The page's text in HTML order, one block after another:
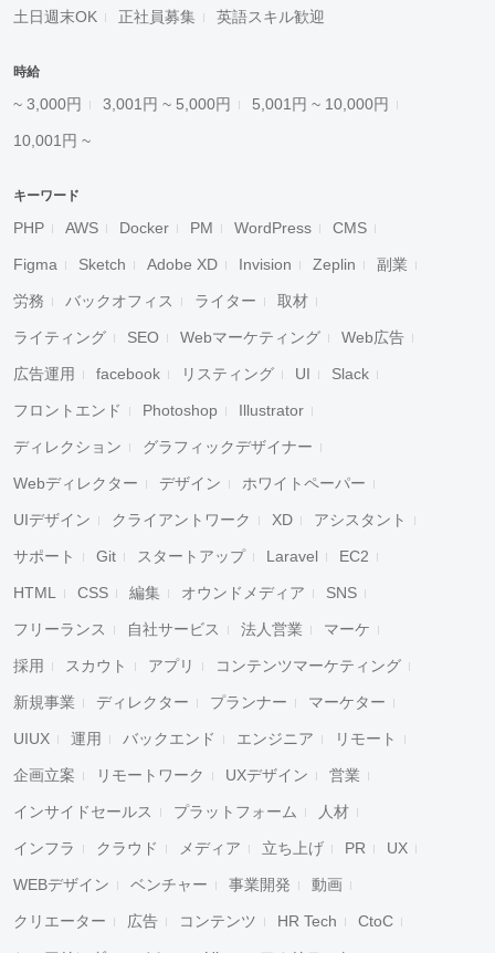
土日週末OK 正社員募集 英語スキル歓迎
時給
~ 3,000円 3,001円 ~ 5,000円 5,001円 ~ 10,000円
10,001円 ~
キーワード
PHP AWS Docker PM WordPress CMS
Figma Sketch Adobe XD Invision Zeplin 副業
労務 バックオフィス ライター 取材
ライティング SEO Webマーケティング Web広告
広告運用 facebook リスティング UI Slack
フロントエンド Photoshop Illustrator
ディレクション グラフィックデザイナー
Webディレクター デザイン ホワイトペーパー
UIデザイン クライアントワーク XD アシスタント
サポート Git スタートアップ Laravel EC2
HTML CSS 編集 オウンドメディア SNS
フリーランス 自社サービス 法人営業 マーケ
採用 スカウト アプリ コンテンツマーケティング
新規事業 ディレクター プランナー マーケター
UIUX 運用 バックエンド エンジニア リモート
企画立案 リモートワーク UXデザイン 営業
インサイドセールス プラットフォーム 人材
インフラ クラウド メディア 立ち上げ PR UX
WEBデザイン ベンチャー 事業開発 動画
クリエーター 広告 コンテンツ HR Tech CtoC